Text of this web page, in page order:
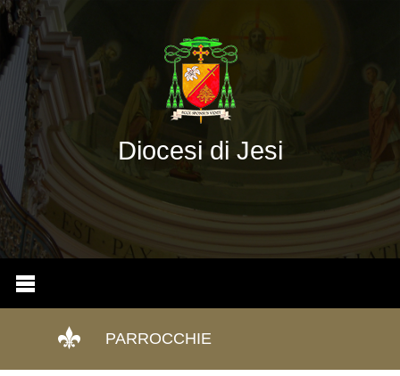
Diocesi di Jesi
PARROCCHIE